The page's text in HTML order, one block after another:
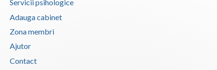
Satu-Mare
Suceava
Servicii psihologice
Adauga cabinet
Zona membri
Ajutor
Contact